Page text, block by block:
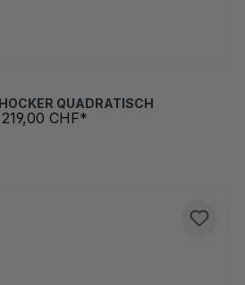
QUADRATISCH
219,00 CHF*